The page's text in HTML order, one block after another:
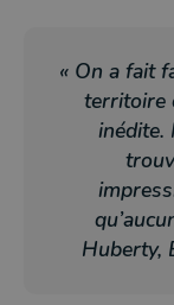
« On a fait
territoire
inédite.
Huberty,